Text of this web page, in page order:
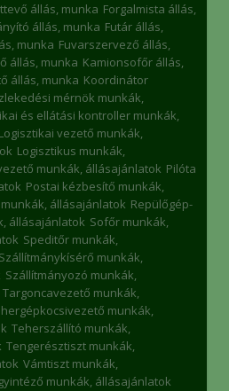
állás, munka Forgalmista állás,
állás, munka Futár állás,
munka Fuvarszervező állás,
állás, munka Kamionsofőr állás,
állás, munka Koordinátor
mérnök munkák,
és ellátási kontroller munkák,
Logisztikai vezető munkák,
Logisztikus munkák,
munkák, állásajánlatok Pilóta
Postai kézbesítő munkák,
állásajánlatok Repülőgép-
állásajánlatok Sofőr munkák,
Speditőr munkák,
Szállítmánykísérő munkák,
Szállítmányozó munkák,
Targoncavezető munkák,
munkák,
Teherszállító munkák,
Tengerésztiszt munkák,
Vámtiszt munkák,
munkák, állásajánlatok